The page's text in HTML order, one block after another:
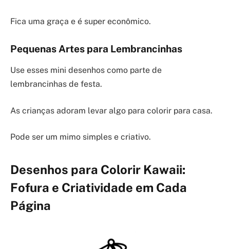
Fica uma graça e é super econômico.
Pequenas Artes para Lembrancinhas
Use esses mini desenhos como parte de
lembrancinhas de festa.
As crianças adoram levar algo para colorir para casa.
Pode ser um mimo simples e criativo.
Desenhos para Colorir Kawaii:
Fofura e Criatividade em Cada
Página